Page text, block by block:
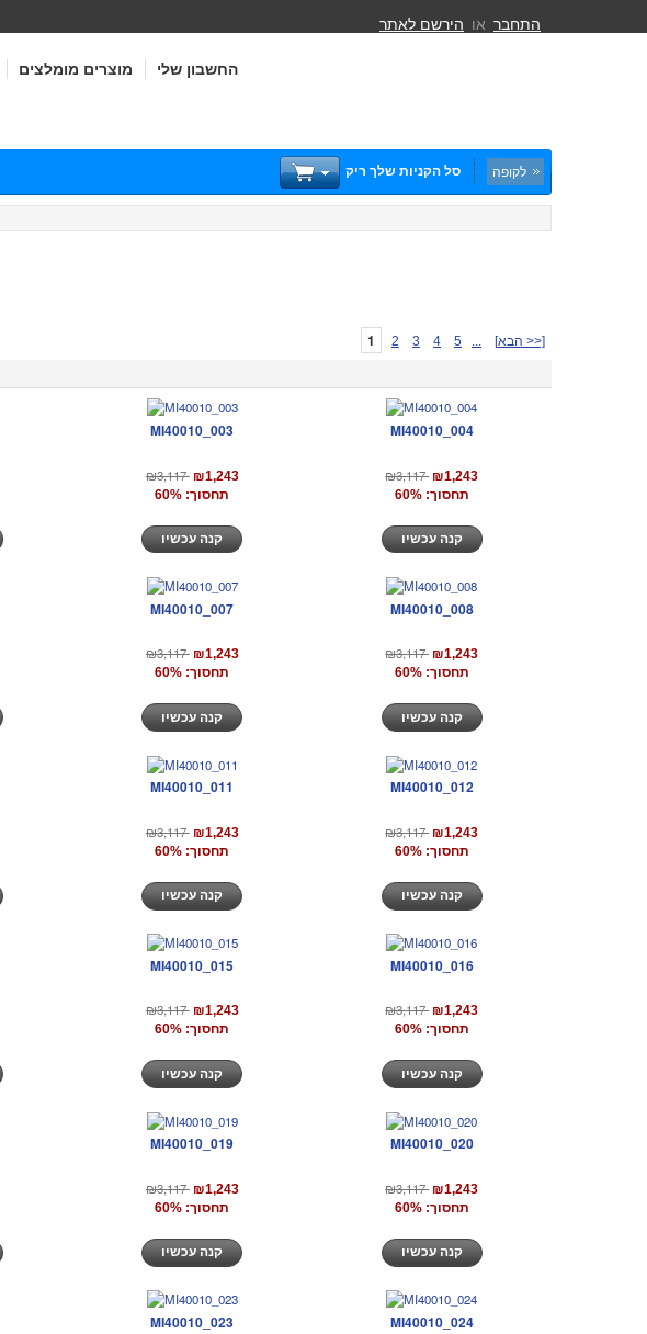
מוצרים מומלצים החשבון שלי
התחבר או הירשם לאתר
סל הקניות שלך ריק לקופה
1 2 3 4 5 ... [הבא >>]
MI40010_003
₪3,117 ₪1,243
תחסוך: 60%
MI40010_004
₪3,117 ₪1,243
תחסוך: 60%
קנה עכשיו
MI40010_007
₪3,117 ₪1,243
תחסוך: 60%
MI40010_008
₪3,117 ₪1,243
תחסוך: 60%
קנה עכשיו
MI40010_011
₪3,117 ₪1,243
תחסוך: 60%
MI40010_012
₪3,117 ₪1,243
תחסוך: 60%
קנה עכשיו
MI40010_015
₪3,117 ₪1,243
תחסוך: 60%
MI40010_016
₪3,117 ₪1,243
תחסוך: 60%
קנה עכשיו
MI40010_019
₪3,117 ₪1,243
תחסוך: 60%
MI40010_020
₪3,117 ₪1,243
תחסוך: 60%
קנה עכשיו
MI40010_023 MI40010_024